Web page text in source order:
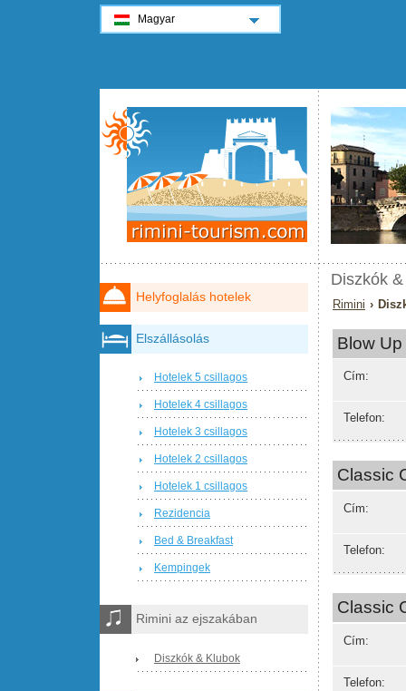
Diszkók
Rimini ›
Blow Up
Cím:
Telefon:
Classic
Cím:
Telefon:
Classic
Cím:
Telefon:
Helyfoglalás hotelek
Elszállásolás
Hotelek 5 csillagos
Hotelek 4 csillagos
Hotelek 3 csillagos
Hotelek 2 csillagos
Hotelek 1 csillagos
Rezidencia
Bed & Breakfast
Kempingek
Rimini az ejszakában
Diszkók & Klubok
Magyar